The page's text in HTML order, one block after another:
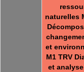
naturelles
et
M1 TRV
et